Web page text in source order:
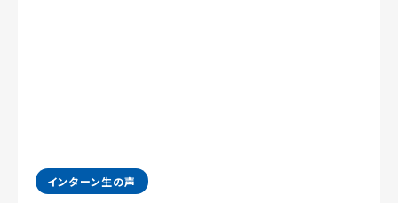
インターン生の声